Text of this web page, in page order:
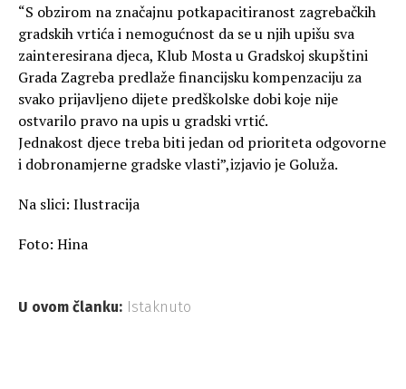
“S obzirom na značajnu potkapacitiranost zagrebačkih
gradskih vrtića i nemogućnost da se u njih upišu sva
zainteresirana djeca, Klub Mosta u Gradskoj skupštini
Grada Zagreba predlaže financijsku kompenzaciju za
svako prijavljeno dijete predškolske dobi koje nije
ostvarilo pravo na upis u gradski vrtić.
Jednakost djece treba biti jedan od prioriteta odgovorne
i dobronamjerne gradske vlasti”,izjavio je Goluža.
Na slici: Ilustracija
Foto: Hina
U ovom članku: Istaknuto